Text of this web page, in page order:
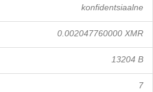
konfidentsiaalne
0.002047760000 XMR
13204 B
7